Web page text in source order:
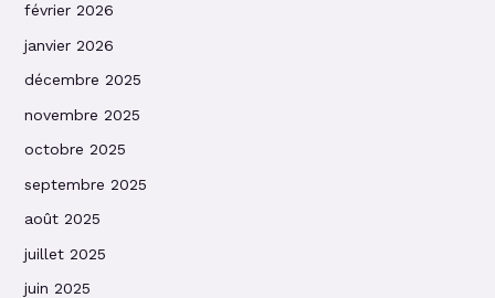
février 2026
janvier 2026
décembre 2025
novembre 2025
octobre 2025
septembre 2025
août 2025
juillet 2025
juin 2025